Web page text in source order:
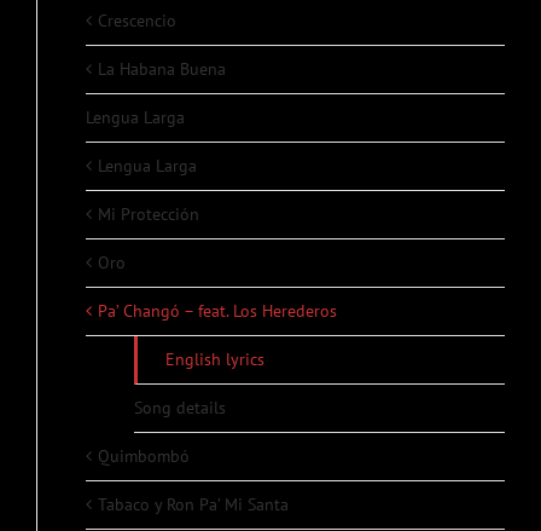
Crescencio
La Habana Buena
Lengua Larga
Lengua Larga
Mi Protección
Oro
Pa’ Changó – feat. Los Herederos
English lyrics
Song details
Quimbombó
Tabaco y Ron Pa’ Mi Santa